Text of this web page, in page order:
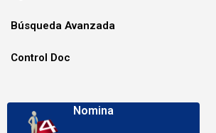
Búsqueda Avanzada
Control Doc
Nomina